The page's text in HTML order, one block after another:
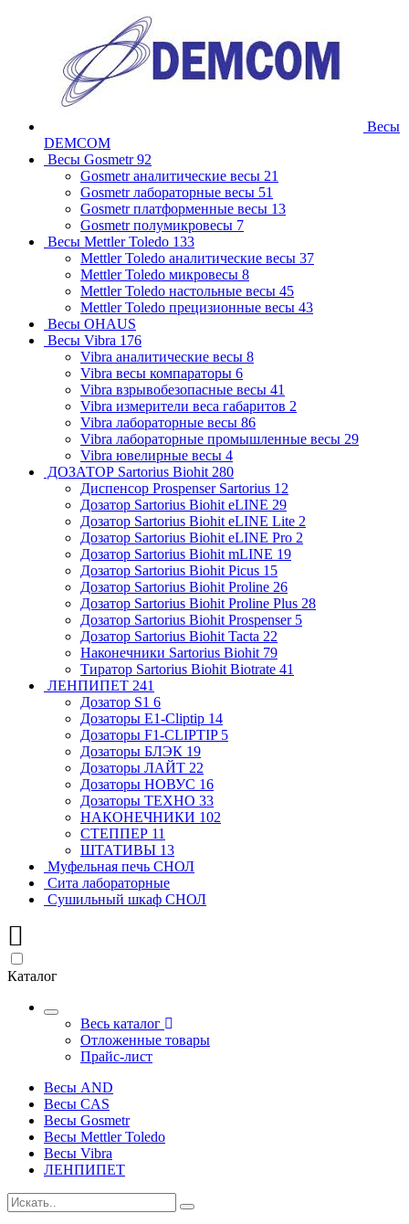
Весы
DEMCOM
Весы Gosmetr92
Gosmetr аналитические весы 21
Gosmetr лабораторные весы 51
Gosmetr платформенные весы 13
Gosmetr полумикровесы 7
Весы Mettler Toledo 133
Mettler Toledo аналитические весы 37
Mettler Toledo микровесы 8
Mettler Toledo настольные весы 45
Mettler Toledo прецизионные весы 43
Весы OHAUS
Весы Vibra 176
Vibra аналитические весы 8
Vibra весы компараторы 6
Vibra взрывобезопасные весы 41
Vibra измерители веса габаритов 2
Vibra лабораторные весы 86
Vibra лабораторные промышленные весы 29
Vibra ювелирные весы 4
ДОЗАТОР Sartorius Biohit 280
Диспенсор Prospenser Sartorius 12
Дозатор Sartorius Biohit eLINE 29
Дозатор Sartorius Biohit eLINE Lite 2
Дозатор Sartorius Biohit eLINE Pro 2
Дозатор Sartorius Biohit mLINE 19
Дозатор Sartorius Biohit Picus 15
Дозатор Sartorius Biohit Proline 26
Дозатор Sartorius Biohit Proline Plus 28
Дозатор Sartorius Biohit Prospenser 5
Дозатор Sartorius Biohit Tacta 22
Наконечники Sartorius Biohit 79
Тиратор Sartorius Biohit Biotrate 41
ЛЕНПИПЕТ 241
Дозатор S1 6
Дозаторы E1-Cliptip 14
Дозаторы F1-CLIPTIP 5
Дозаторы БЛЭК 19
Дозаторы ЛАЙТ 22
Дозаторы НОВУС 16
Дозаторы ТЕХНО 33
НАКОНЕЧНИКИ 102
СТЕППЕР 11
ШТАТИВЫ 13
Муфельная печь СНОЛ
Сита лабораторные
Сушильный шкаф СНОЛ
Каталог
Весь каталог
Отложенные товары
Прайс-лист
Весы AND
Весы CAS
Весы Gosmetr
Весы Mettler Toledo
Весы Vibra
ЛЕНПИПЕТ